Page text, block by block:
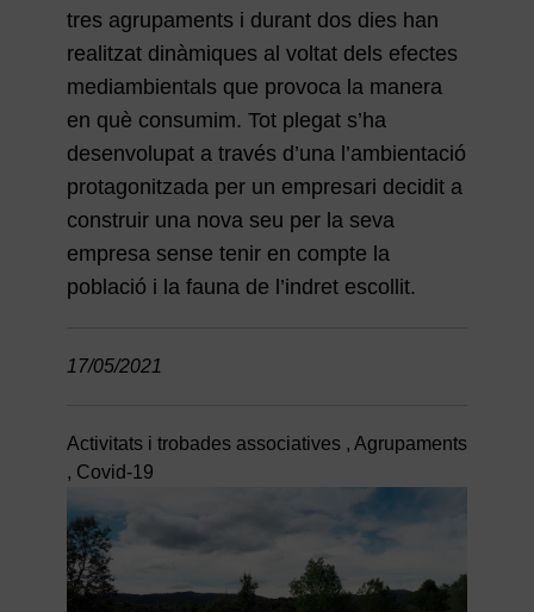
tres agrupaments i durant dos dies han
realitzat dinàmiques al voltat dels efectes
mediambientals que provoca la manera
en què consumim. Tot plegat s’ha
desenvolupat a través d’una l’ambientació
protagonitzada per un empresari decidit a
construir una nova seu per la seva
empresa sense tenir en compte la
població i la fauna de l’indret escollit.
17/05/2021
Activitats i trobades associatives, Agrupaments
, Covid-19